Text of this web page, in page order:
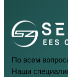
По всем
Наши